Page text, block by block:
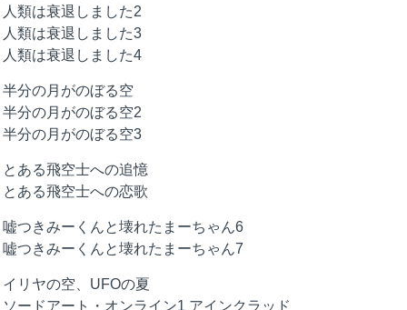
人類は衰退しました2
人類は衰退しました3
人類は衰退しました4
半分の月がのぼる空
半分の月がのぼる空2
半分の月がのぼる空3
とある飛空士への追憶
とある飛空士への恋歌
嘘つきみーくんと壊れたまーちゃん6
嘘つきみーくんと壊れたまーちゃん7
イリヤの空、UFOの夏
ソードアート・オンライン1 アインクラッド